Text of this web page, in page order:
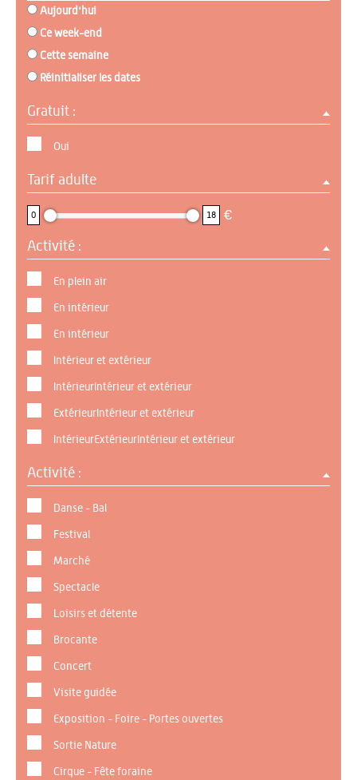
Aujourd'hui
Ce week-end
Cette semaine
Réinitialiser les dates
Gratuit :
Oui
Tarif adulte
0 18 €
Activité :
En plein air
En intérieur
En intérieur
Intérieur et extérieur
IntérieurIntérieur et extérieur
ExtérieurIntérieur et extérieur
IntérieurExtérieurIntérieur et extérieur
Activité :
Danse - Bal
Festival
Marché
Spectacle
Loisirs et détente
Brocante
Concert
Visite guidée
Exposition - Foire - Portes ouvertes
Sortie Nature
Cirque - Fête foraine